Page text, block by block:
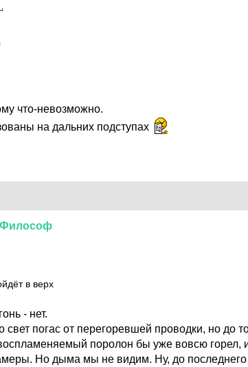
что-невозможно.
на дальних подступах
Философ
в верх
- нет.
свет погас от перегоревшей проводки, но до
поролон бы уже вовсю горел,
Но дыма мы не видим. Ну, до последнего